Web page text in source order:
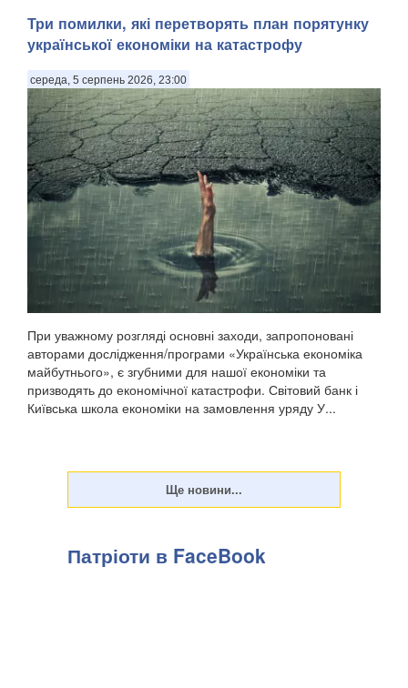
Три помилки, які перетворять план порятунку
української економіки на катастрофу
середа, 5 серпень 2026, 23:00
При уважному розгляді основні заходи, запропоновані
авторами дослідження/програми «Українська економіка
майбутнього», є згубними для нашої економіки та
призводять до економічної катастрофи. Світовий банк і
Київська школа економіки на замовлення уряду У...
Патріоти в FaceBook